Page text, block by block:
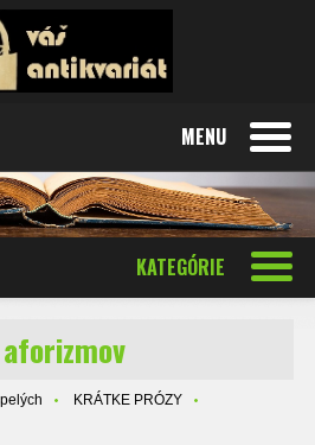
MENU
KATEGÓRIE
KRÁTKE PRÓZY